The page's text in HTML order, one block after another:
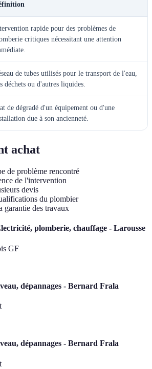
rapide pour des problèmes de
critiques nécessitant une attention
de tubes utilisés pour le transport de l'eau,
déchets ou d'autres liquides.
de dégradé d'un équipement ou d'une
due à son ancienneté.
achat
de problème rencontré
de l'intervention
devis
du plombier
garantie des travaux
plomberie, chauffage - Larousse
GF
dépannages - Bernard Frala
dépannages - Bernard Frala